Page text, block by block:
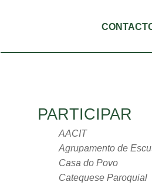
PARTICIPAR
AACIT
Agrupamento de
Casa do Povo
Catequese Paroquial